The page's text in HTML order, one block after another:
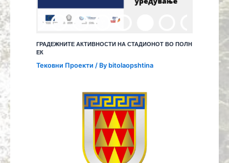
ГРАДЕЖНИТЕ АКТИВНОСТИ НА СТАДИОНОТ ВО ПОЛН
ЕК
Тековни Проекти / By bitolaopshtina